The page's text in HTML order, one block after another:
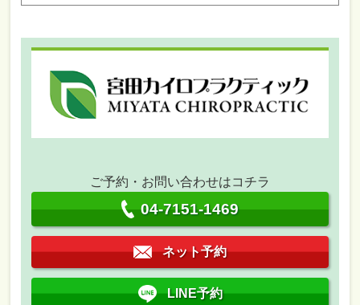
ご予約・お問い合わせはコチラ
04-7151-1469
ネット予約
LINE予約